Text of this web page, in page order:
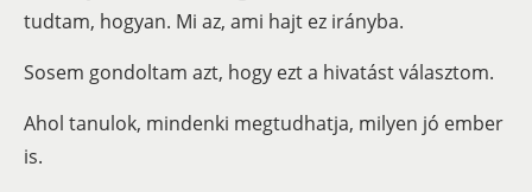
tudtam, hogyan. Mi az, ami hajt ez irányba.
Sosem gondoltam azt, hogy ezt a hivatást választom.
Ahol tanulok, mindenki megtudhatja, milyen jó ember
is.